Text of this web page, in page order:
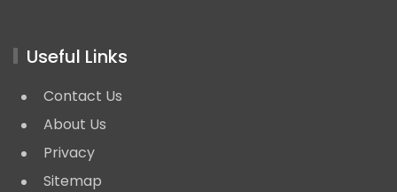
Useful Links
Contact Us
About Us
Privacy
Sitemap